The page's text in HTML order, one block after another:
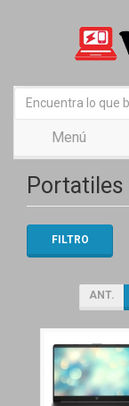
Menú
Portatiles
FILTRO
ANT.